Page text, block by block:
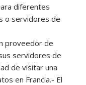
diferentes
o servidores de
proveedor de
servidores de
de visitar una
en Francia.- El